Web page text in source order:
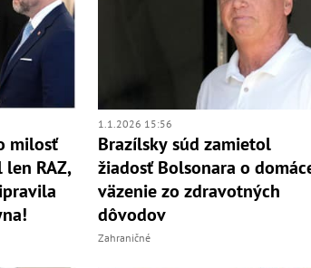
milosť
RAZ,
1.1.2026 15:56
Brazílsky súd zamietol
žiadosť Bolsonara o
väzenie zo zdravotných
dôvodov
Zahraničné